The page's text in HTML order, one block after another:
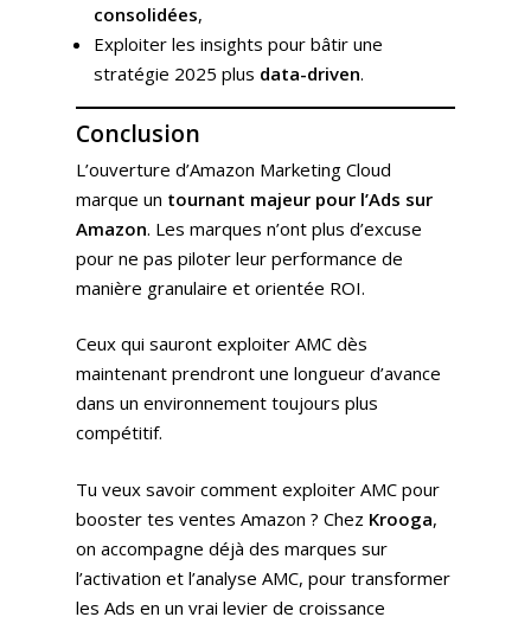
consolidées,
Exploiter les insights pour bâtir une
stratégie 2025 plus data-driven.
Conclusion
L’ouverture d’Amazon Marketing Cloud
marque un tournant majeur pour l’Ads sur
Amazon. Les marques n’ont plus d’excuse
pour ne pas piloter leur performance de
manière granulaire et orientée ROI.
Ceux qui sauront exploiter AMC dès
maintenant prendront une longueur d’avance
dans un environnement toujours plus
compétitif.
Tu veux savoir comment exploiter AMC pour
booster tes ventes Amazon ? Chez Krooga,
on accompagne déjà des marques sur
l’activation et l’analyse AMC, pour transformer
les Ads en un vrai levier de croissance